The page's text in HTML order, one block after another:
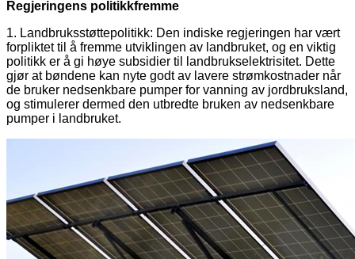
Regjeringens politikkfremme
1. Landbruksstøttepolitikk: Den indiske regjeringen har vært
forpliktet til å fremme utviklingen av landbruket, og en viktig
politikk er å gi høye subsidier til landbrukselektrisitet. Dette
gjør at bøndene kan nyte godt av lavere strømkostnader når
de bruker nedsenkbare pumper for vanning av jordbruksland,
og stimulerer dermed den utbredte bruken av nedsenkbare
pumper i landbruket.